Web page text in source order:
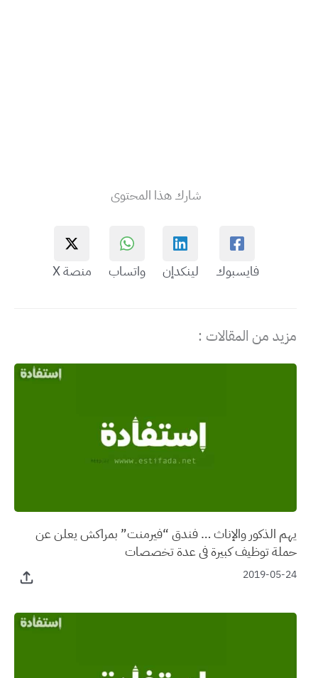
شارك هذا المحتوى
فايسبوك لينكدإن واتساب منصة X
مزيد من المقالات :
يهم الذكور والإناث … فندق “فيرمنت” بمراكش يعلن عن
حملة توظيف كبيرة في عدة تخصصات
2019-05-24